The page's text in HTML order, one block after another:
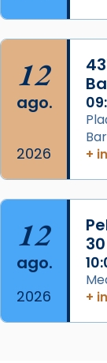
View on Facebook
12
ago.
2026
+
12
ago.
2026
+